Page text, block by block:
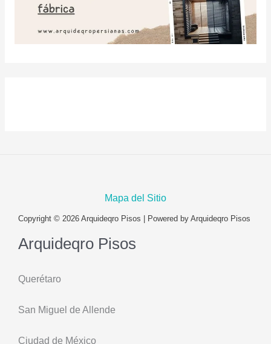
Mapa del Sitio
Copyright © 2026 Arquideqro Pisos | Powered by Arquideqro Pisos
Arquideqro Pisos
Querétaro
San Miguel de Allende
Ciudad de México